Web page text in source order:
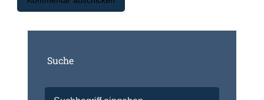
Suche